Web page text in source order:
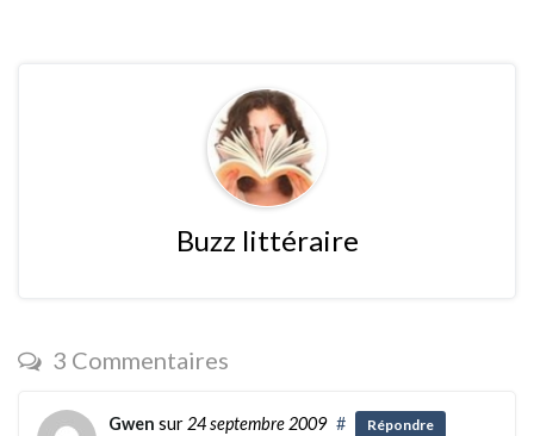
Buzz littéraire
3 Commentaires
Gwen sur 24 septembre 2009 # Répondre